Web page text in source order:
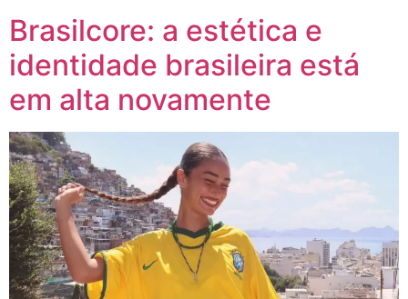
Brasilcore: a estética e
identidade brasileira está
em alta novamente